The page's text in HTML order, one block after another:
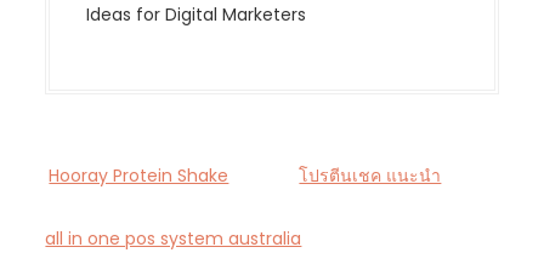
Ideas for Digital Marketers
Hooray Protein Shake โปรตีนเชค แนะนำ
all in one pos system australia